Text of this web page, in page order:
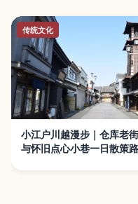
传统文化
小江户川越漫步｜仓库老
与怀旧点心小巷一日散策